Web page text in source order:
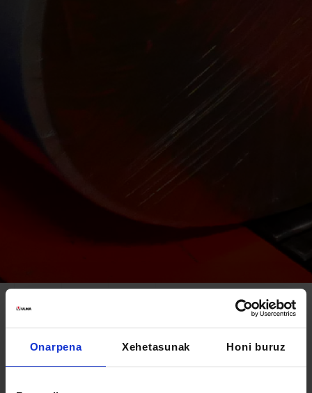
Onarpena Xehetasunak Honi buruz
ARALAR
Proiektu baten berezitasuna ez da